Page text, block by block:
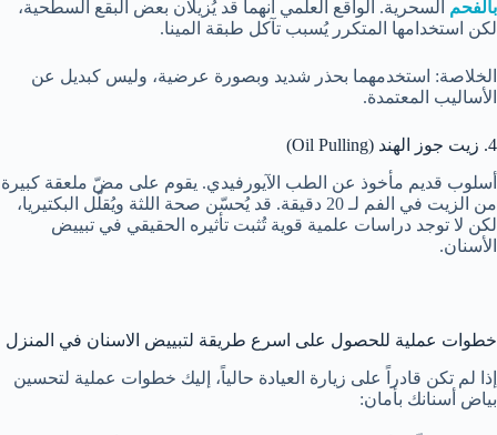
بالفحم السحرية. الواقع العلمي أنهما قد يُزيلان بعض البقع السطحية،
لكن استخدامها المتكرر يُسبب تآكل طبقة المينا.
الخلاصة: استخدمهما بحذر شديد وبصورة عرضية، وليس كبديل عن
الأساليب المعتمدة.
4. زيت جوز الهند (Oil Pulling)
أسلوب قديم مأخوذ عن الطب الآيورفيدي. يقوم على مضّ ملعقة كبيرة
من الزيت في الفم لـ 20 دقيقة. قد يُحسّن صحة اللثة ويُقلّل البكتيريا،
لكن لا توجد دراسات علمية قوية تُثبت تأثيره الحقيقي في تبييض
الأسنان.
خطوات عملية للحصول على اسرع طريقة لتبييض الاسنان في المنزل
إذا لم تكن قادراً على زيارة العيادة حالياً، إليك خطوات عملية لتحسين
بياض أسنانك بأمان: